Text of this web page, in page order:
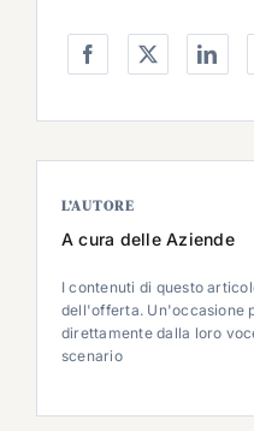
L’AUTORE
A cura delle Aziende
I contenuti di questo
dell'offerta. Un'occasione
direttamente dalla loro
scenario